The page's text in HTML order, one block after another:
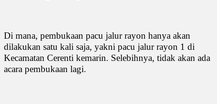
Di mana, pembukaan pacu jalur rayon hanya akan
dilakukan satu kali saja, yakni pacu jalur rayon 1 di
Kecamatan Cerenti kemarin. Selebihnya, tidak akan ada
acara pembukaan lagi.